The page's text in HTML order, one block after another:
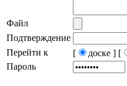
Файл
Подтверждение
Перейти к
[ доске ] [
Пароль